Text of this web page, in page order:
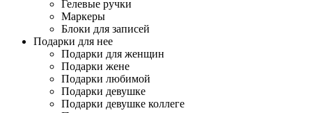
Гелевые ручки
Маркеры
Блоки для записей
Подарки для нее
Подарки для женщин
Подарки жене
Подарки любимой
Подарки девушке
Подарки девушке коллеге